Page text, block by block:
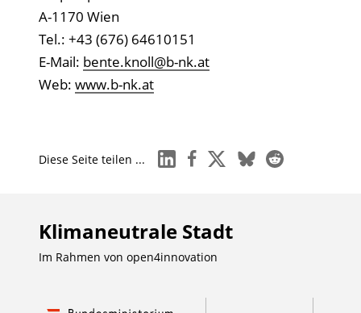
A-1170 Wien
Tel.: +43 (676) 64610151
E-Mail: bente.knoll@b-nk.at
Web: www.b-nk.at
Diese Seite teilen ... linkedinfacebook
x blueskyreddit
Klimaneutrale Stadt
Im Rahmen von open4innovation